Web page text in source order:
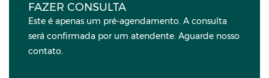
FAZER CONSULTA
Este é apenas um pré-agendamento. A consulta
será confirmada por um atendente. Aguarde nosso
contato.